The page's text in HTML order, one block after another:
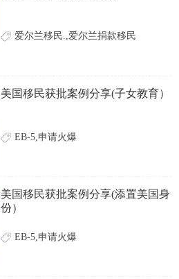
爱尔兰移民.,爱尔兰捐款移民
美国移民获批案例分享(子女教育）
EB-5,申请火爆
美国移民获批案例分享(添置美国身
份）
EB-5,申请火爆